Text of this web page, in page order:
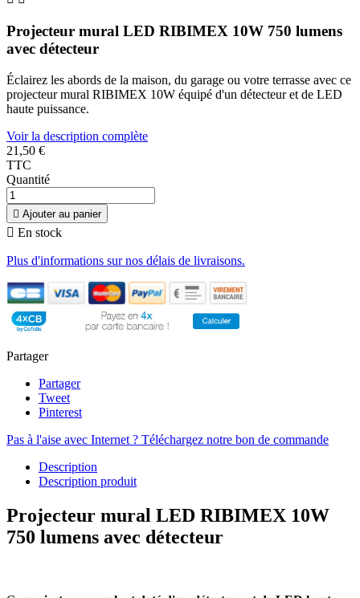
Projecteur mural LED RIBIMEX 10W 750 lumens
avec détecteur
Éclairez les abords de la maison, du garage ou votre terrasse avec ce
projecteur mural RIBIMEX 10W équipé d'un détecteur et de LED
haute puissance.
Voir la description complète
21,50 €
TTC
Quantité
 Ajouter au panier
 En stock
Plus d'informations sur nos délais de livraisons.
Partager
Partager
Tweet
Pinterest
Pas à l'aise avec Internet ? Téléchargez notre bon de commande
Description
Description produit
Projecteur mural LED RIBIMEX 10W
750 lumens avec détecteur